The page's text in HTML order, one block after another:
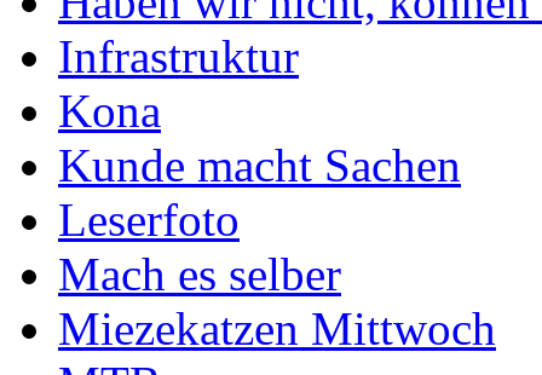
Infrastruktur
Kona
Kunde macht Sachen
Leserfoto
Mach es selber
Miezekatzen Mittwoch